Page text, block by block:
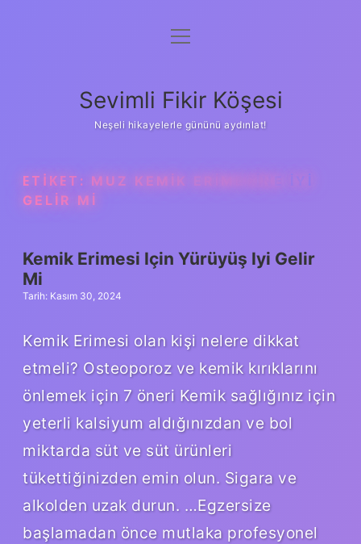
Anasayfa
Yasal Uyarı
menüyü
Sevimli Fikir Köşesi
Neşeli hikayelerle gününü aydınlat!
ETIKET: MUZ KEMIK ERIMESINE IYI
GELIR MI
Kemik Erimesi Için Yürüyüş Iyi Gelir
Mi
Tarih: Kasım 30, 2024
Kemik Erimesi olan kişi nelere dikkat
etmeli? Osteoporoz ve kemik kırıklarını
önlemek için 7 öneri Kemik sağlığınız için
yeterli kalsiyum aldığınızdan ve bol
miktarda süt ve süt ürünleri
tükettiğinizden emin olun. Sigara ve
alkolden uzak durun. …Egzersize
başlamadan önce mutlaka profesyonel